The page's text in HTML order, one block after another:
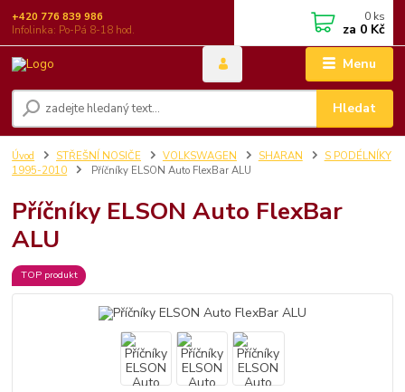
Menu
Hledat
+420 776 839 986
Infolinka: Po-Pá 8-18 hod.
0 ks
za 0 Kč
Úvod STŘEŠNÍ NOSIČE VOLKSWAGEN SHARAN
S PODÉLNÍKY
1995-2010
Příčníky ELSON Auto FlexBar ALU
Příčníky ELSON Auto FlexBar
ALU
TOP produkt